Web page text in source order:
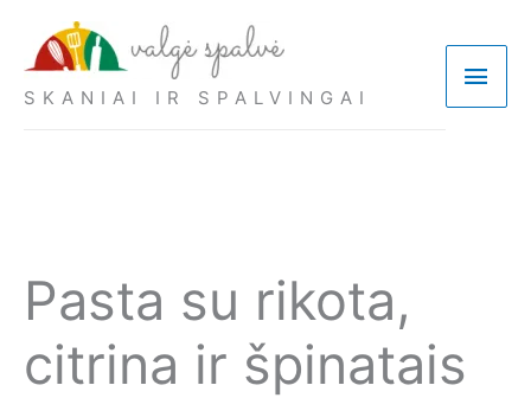
SKANIAI IR SPALVINGAI
Pasta su rikota,
citrina ir špinatais